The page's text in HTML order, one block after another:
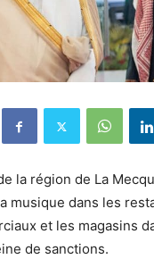
la région de La
musique dans les
et les magasins
de sanctions.